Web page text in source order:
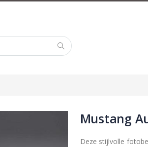
Zoek
Mustang
Deze stijlvolle